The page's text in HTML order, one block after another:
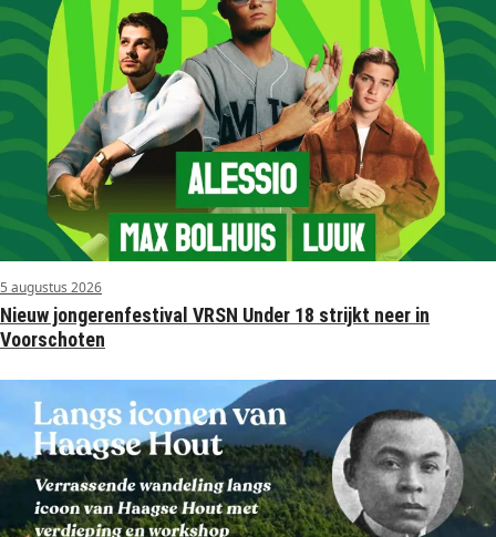
5 augustus 2026
Nieuw jongerenfestival VRSN Under 18 strijkt neer in
Voorschoten